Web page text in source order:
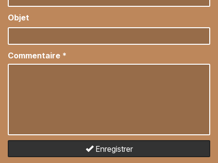
Objet
Commentaire *
Enregistrer